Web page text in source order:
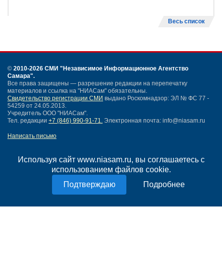
Используя сайт www.niasam.ru, вы соглашаетесь с
использованием файлов cookie.
Подробнее
Весь список
© 2010-2026 СМИ "Независимое Информационное Агентство
Самара".
Все права защищены — разрешение редакции на перепечатку
материалов и ссылка на "НИАСам" обязательны.
Свидетельство регистрации СМИ выдано Роскомнадзор: ЭЛ № ФС 77 -
54259 от 24.05.2013.
Учредитель ООО "НИАСам".
Тел. редакции +7 (846) 990-91-71. Электронная почта: info@niasam.ru
Написать письмо
Нашли ошибку?
Политика конфиденциальности
Согласие на обработку персональных данных